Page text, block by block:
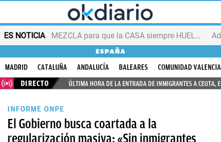
ES NOTICIA MEZCLA para que la CASA siempre HUELA bien
ESPAÑA
MADRID CATALUÑA ANDALUCÍA BALEARES
COMUNIDAD
DIRECTO
ÚLTIMA HORA DE LA ENTRADA DE INMIGRANTES A CEUTA,
INFORME ONPE
El Gobierno busca coartada a la
regularización masiva: «Sin inmigrantes